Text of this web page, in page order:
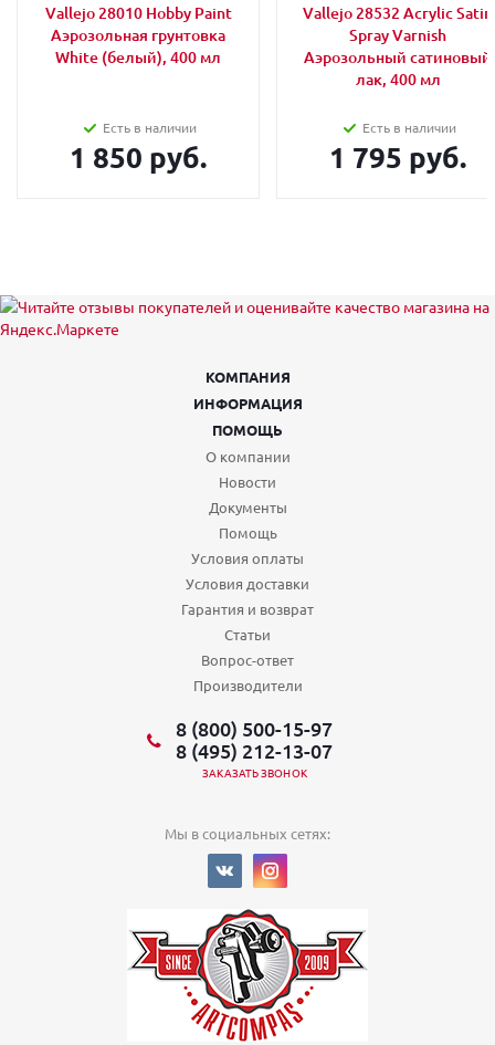
Vallejo 28010 Hobby Paint
Аэрозольная грунтовка
White (белый), 400 мл
Есть в наличии
1 850 руб.
Vallejo 28532 Acrylic Satin
Spray Varnish
Аэрозольный сатиновый
лак, 400 мл
Есть в наличии
1 795 руб.
КОМПАНИЯ
ИНФОРМАЦИЯ
ПОМОЩЬ
О компании
Новости
Документы
Помощь
Условия оплаты
Условия доставки
Гарантия и возврат
Статьи
Вопрос-ответ
Производители
8 (800) 500-15-97
8 (495) 212-13-07
ЗАКАЗАТЬ ЗВОНОК
Мы в социальных сетях: